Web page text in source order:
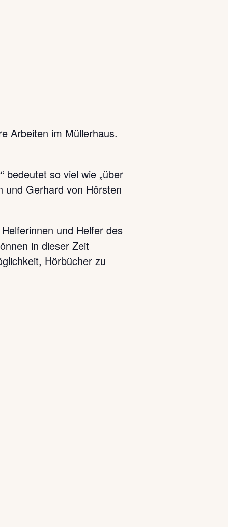
Arbeiten im Müllerhaus.
bedeutet so viel wie „über
und Gerhard von Hörsten
und Helfer des
in dieser Zeit
Hörbücher zu